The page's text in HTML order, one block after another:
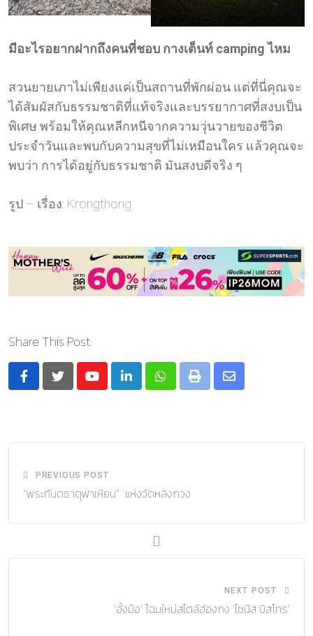
มีอะไรอยากฝากถึงคนที่ชอบ กางเต็นท์ camping ไหม
สวนยายเภาไม่เพียงแค่เป็นสถานที่พักผ่อน แต่ที่นี่คุณจะ
ได้สัมผัสกับธรรมชาติที่แท้จริงและบรรยากาศที่สงบเป็น
พิเศษ พร้อมให้คุณหลีกหนีจากความวุ่นวายของชีวิต
ประจำวันและพบกับความสุขที่ไม่เหมือนใคร แล้วคุณจะ
พบว่า การได้อยู่กับธรรมชาติ มันสงบดีจริง ๆ
รูป – เรื่อง: Krongthong
Share This Post:
YoutubeLinkedInWhatsapp
Print
Share
PREVIOUS POST
“พระทันตธาตุฟาเหียน” แห่งวัดหลิงกวง
NEXT POST
‘อั้งม้อ’ โฉมใหม่สไตล์ฮ่องกง ‘ไชนีส บิสโทร’